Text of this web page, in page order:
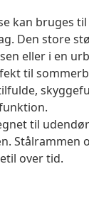
kan bruges
Den store
eller i en
til
til
Stålrammen
over tid.